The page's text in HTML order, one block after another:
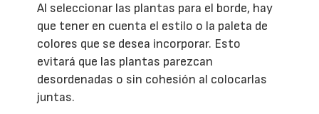
Al seleccionar las plantas para el borde, hay
que tener en cuenta el estilo o la paleta de
colores que se desea incorporar. Esto
evitará que las plantas parezcan
desordenadas o sin cohesión al colocarlas
juntas.